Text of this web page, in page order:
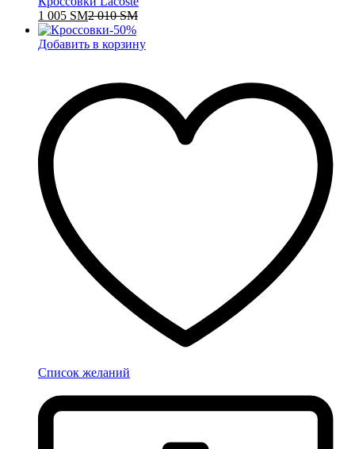
1 005 ЅМ2 010ЅМ
-50%
Добавить в корзину
Список желаний